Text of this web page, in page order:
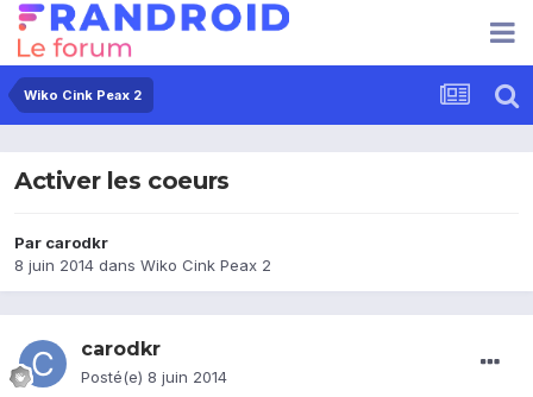
Wiko Cink Peax 2
Activer les coeurs
Par carodkr
8 juin 2014 dans Wiko Cink Peax 2
carodkr
Posté(e) 8 juin 2014